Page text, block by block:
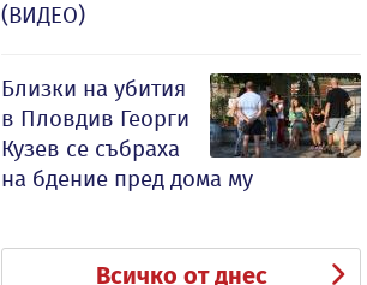
(ВИДЕО)
Близки на убития
в Пловдив Георги
Кузев се събраха
на бдение пред дома му
Всичко от днес